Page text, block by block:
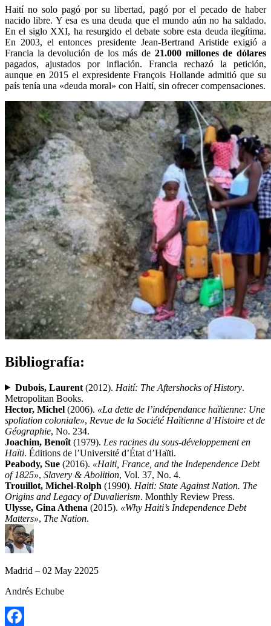
Haití no solo pagó por su libertad, pagó por el pecado de haber
nacido libre. Y esa es una deuda que el mundo aún no ha saldado.
En el siglo XXI, ha resurgido el debate sobre esta deuda ilegítima.
En 2003, el entonces presidente Jean-Bertrand Aristide exigió a
Francia la devolución de los más de 21.000 millones de dólares
pagados, ajustados por inflación. Francia rechazó la petición,
aunque en 2015 el expresidente François Hollande admitió que su
país tenía una «deuda moral» con Haití, sin ofrecer compensaciones.
Bibliografía:
Dubois, Laurent(2012). Haití: The Aftershocks of History.
Metropolitan Books.
Hector, Michel (2006). «La dette de l’indépendance haïtienne: Une
spoliation coloniale», Revue de la Société Haïtienne d’Histoire et de
Géographie, No. 234.
Joachim, Benoît (1979). Les racines du sous-développement en
Haïti. Éditions de l’Université d’État d’Haïti.
Peabody, Sue (2016). «Haiti, France, and the Independence Debt
of 1825», Slavery & Abolition, Vol. 37, No. 4.
Trouillot, Michel-Rolph (1990). Haiti: State Against Nation. The
Origins and Legacy of Duvalierism. Monthly Review Press.
Ulysse, Gina Athena (2015). «Why Haiti’s Independence Debt
Matters», The Nation.
Madrid – 02 May 22025
Andrés Echube